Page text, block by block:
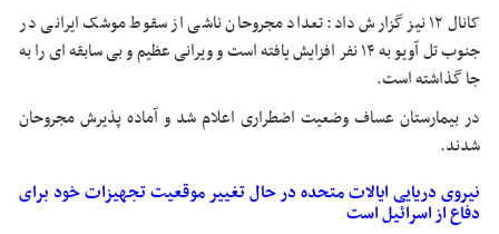
کانال ۱۲ نیز گزارش داد: تعداد مجروحان ناشی از سقوط موشک ایرانی در
جنوب تل آویو به ۱۴ نفر افزایش یافته است و ویرانی عظیم و بی سابقه ای را به
جا گذاشته است.
در بیمارستان عساف وضعیت اضطراری اعلام شد و آماده پذیرش مجروحان
شدند.
نیروی دریایی ایالات متحده در حال تغییر موقعیت تجهیزات خود برای
دفاع از اسرائیل است